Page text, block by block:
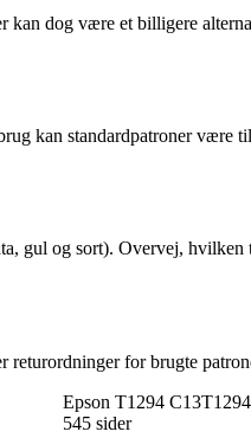
kan dog være et billigere
kan standardpatroner være
gul og sort). Overvej, hvilken
for brugte
Epson T1294
545 sider